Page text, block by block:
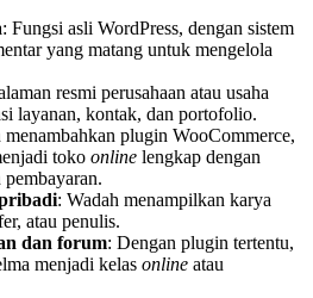
: Fungsi asli WordPress, dengan sistem
yang matang untuk mengelola
resmi perusahaan atau usaha
layanan, kontak, dan portofolio.
menambahkan plugin WooCommerce,
toko online lengkap dengan
: Wadah menampilkan karya
atau penulis.
dan forum: Dengan plugin tertentu,
menjadi kelas online atau